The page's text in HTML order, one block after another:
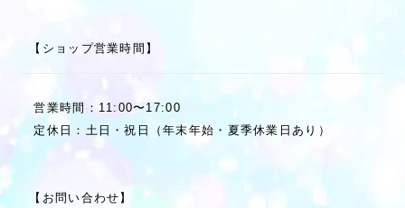
【ショップ営業時間】
営業時間：11:00〜17:00
定休日：土日・祝日（年末年始・夏季休業日あり）
【お問い合わせ】